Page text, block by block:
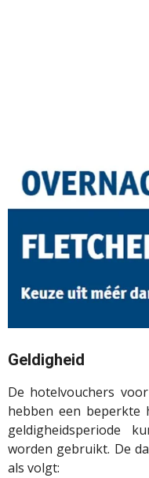
Geldigheid
De hotelvouchers
hebben een beperkte
geldigheidsperiode
worden gebruikt. De
als volgt: